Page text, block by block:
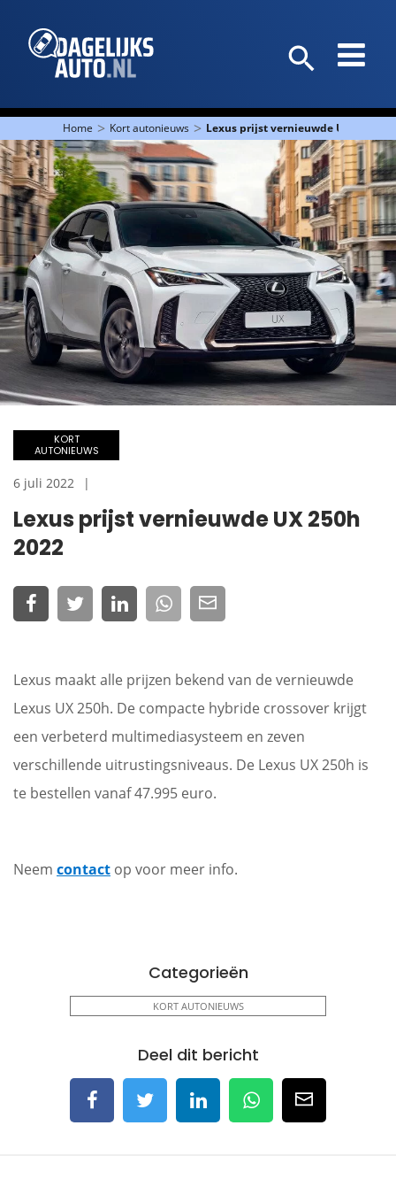
Home > Kort autonieuws > Lexus prijst vernieuwde UX 250h
Lexus prijst vernieuwde UX 250h
2022
KORT
AUTONIEUWS
6 juli 2022
Lexus maakt alle prijzen bekend van de vernieuwde
Lexus UX 250h. De compacte hybride crossover krijgt
een verbeterd multimediasysteem en zeven
verschillende uitrustingsniveaus. De Lexus UX 250h is
te bestellen vanaf 47.995 euro.
Neem contact op voor meer info.
Categorieën
KORT AUTONIEUWS
Deel dit bericht